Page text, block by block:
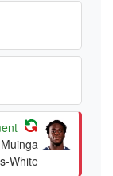
White